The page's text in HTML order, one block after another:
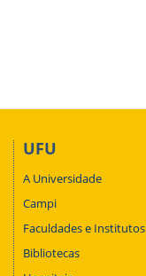
UFU
A Universidade
Campi
Faculdades e Institutos
Bibliotecas